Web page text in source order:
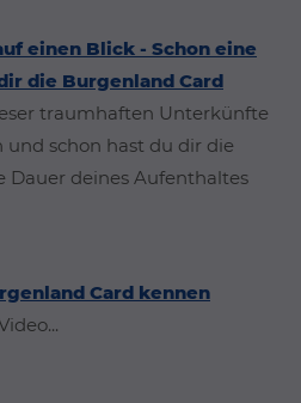
einen Blick - Schon eine
die Burgenland Card
traumhaften Unterkünfte
schon hast du dir die
Dauer deines Aufenthaltes
Card kennen